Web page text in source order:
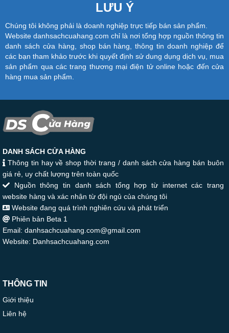
LƯU Ý
Chúng tôi không phải là doanh nghiệp trực tiếp bán sản phẩm.
Website danhsachcuahang.com chỉ là nơi tổng hợp nguồn thông tin
danh sách cửa hàng, shop bán hàng, thông tin doanh nghiệp để
các bạn tham khảo trước khi quyết định sử dung dụng dịch vụ, mua
sản phẩm qua các trang thương mại điện tử online hoặc đến cửa
hàng mua sản phẩm.
DANH SÁCH CỬA HÀNG
Thông tin hay về shop thời trang / danh sách cửa hàng bán buôn
giá rẻ, uy chất lượng trên toàn quốc
Nguồn thông tin danh sách tổng hợp từ internet các trang
website hàng và xác nhận từ đội ngủ của chúng tôi
Website đang quá trình nghiên cứu và phát triển
Phiên bản Beta 1
Email: danhsachcuahang.com@gmail.com
Website: Danhsachcuahang.com
THÔNG TIN
Giới thiệu
Liên hệ